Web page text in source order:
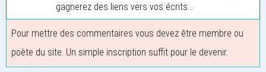
gagnerez des liens vers vos écrits...
Pour mettre des commentaires vous devez être membre ou
poète du site. Un simple inscription suffit pour le devenir.